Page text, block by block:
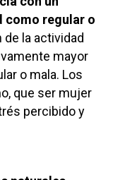
como regular o
la actividad
mayor
o mala. Los
que ser mujer
percibido y